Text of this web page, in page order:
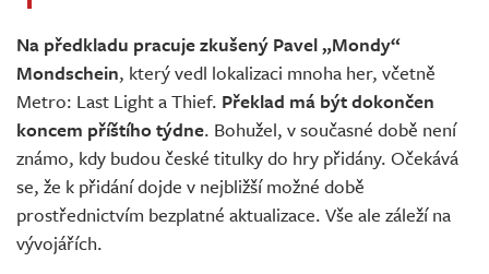
Na předkladu pracuje zkušený Pavel „Mondy“
Mondschein, který vedl lokalizaci mnoha her, včetně
Metro: Last Light a Thief. Překlad má být dokončen
koncem příštího týdne. Bohužel, v současné době není
známo, kdy budou české titulky do hry přidány. Očekává
se, že k přidání dojde v nejbližší možné době
prostřednictvím bezplatné aktualizace. Vše ale záleží na
vývojářích.